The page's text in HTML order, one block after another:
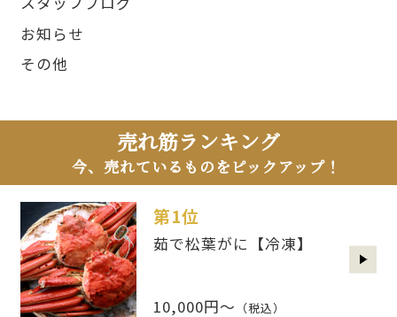
お知らせ
その他
売れ筋ランキング
今、売れているものをピックアップ！
第1位
茹で松葉がに【冷凍】
10,000円～ （税込）